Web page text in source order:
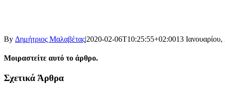
By Δημήτριος Μαλαβέτας|2020-02-06T10:25:55+02:0013
Μοιραστείτε αυτό το άρθρο.
Facebook
X
LinkedIn
WhatsApp
Email
Σχετικά Άρθρα